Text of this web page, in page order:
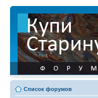
Список форумов